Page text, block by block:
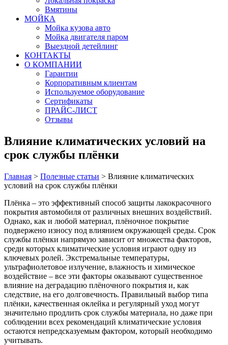
Вмятины
МОЙКА
Мойка кузова авто
Мойка двигателя паром
Выездной детейлинг
КОНТАКТЫ
О КОМПАНИИ
Гарантии
Корпоративным клиентам
Используемое оборудование
Сертификаты
ПРАЙС-ЛИСТ
Отзывы
Влияние климатических условий на
срок службы плёнки
Главная > Полезные статьи > Влияние климатических
условий на срок службы плёнки
Плёнка – это эффективный способ защиты лакокрасочного
покрытия автомобиля от различных внешних воздействий.
Однако, как и любой материал, плёночное покрытие
подвержено износу под влиянием окружающей среды. Срок
службы плёнки напрямую зависит от множества факторов,
среди которых климатические условия играют одну из
ключевых ролей. Экстремальные температуры,
ультрафиолетовое излучение, влажность и химическое
воздействие – все эти факторы оказывают существенное
влияние на деградацию плёночного покрытия и, как
следствие, на его долговечность. Правильный выбор типа
плёнки, качественная оклейка и регулярный уход могут
значительно продлить срок службы материала, но даже при
соблюдении всех рекомендаций климатические условия
остаются непредсказуемым фактором, который необходимо
учитывать.